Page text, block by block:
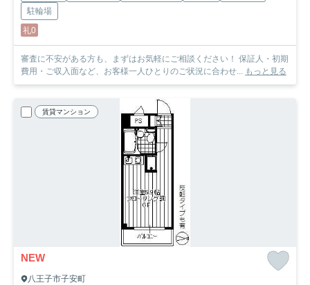
駐輪場
礼0
審査に不安がある方も、まずはお気軽にご相談ください！ 保証人・初期
費用・ご収入面など、お客様一人ひとりのご状況に合わせ... もっと見る
賃貸マンション
NEW
八王子市子安町